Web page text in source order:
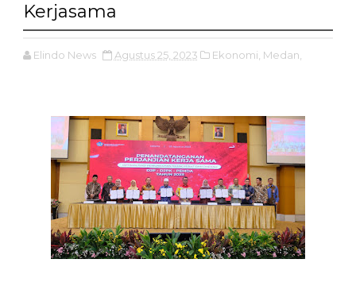
Kerjasama
Elindo News Agustus 25, 2023 Ekonomi, Medan,